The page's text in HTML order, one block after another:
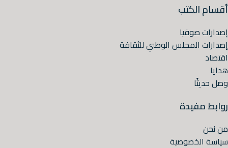
أقسام الكتب
إصدارات صوفيا
إصدارات المجلس الوطني للثقافة
اقتصاد
هدايا
وصل حديثًا
روابط مفيدة
من نحن
سياسة الخصوصية